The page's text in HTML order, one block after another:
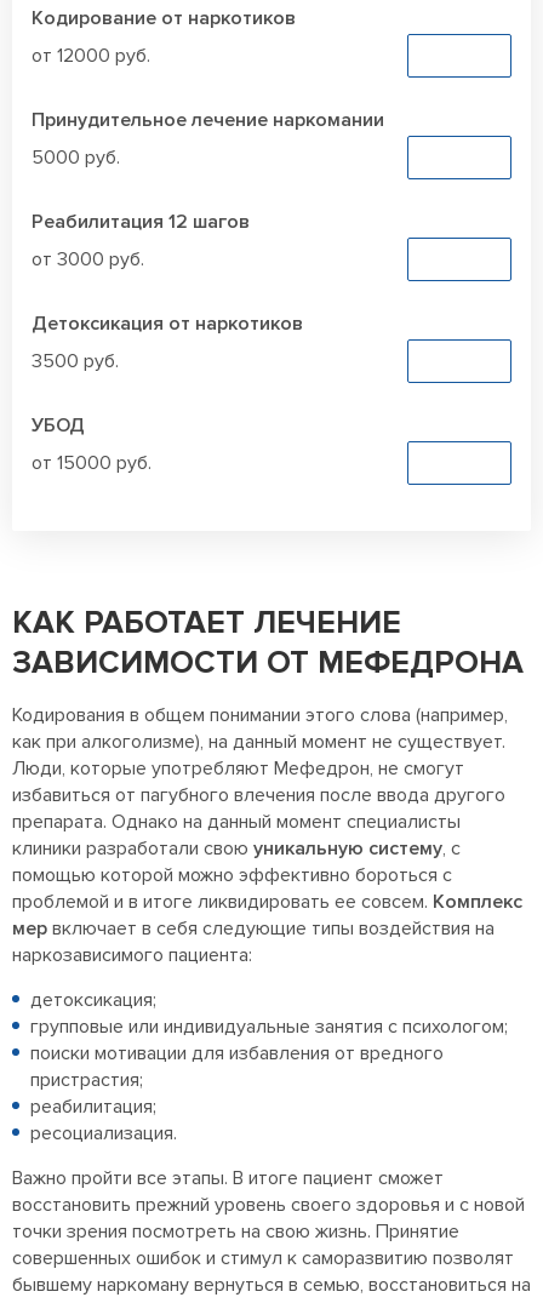
Кодирование от наркотиков
от 12000 руб.
Принудительное лечение наркомании
5000 руб.
Реабилитация 12 шагов
от 3000 руб.
Детоксикация от наркотиков
3500 руб.
УБОД
от 15000 руб.
КАК РАБОТАЕТ ЛЕЧЕНИЕ
ЗАВИСИМОСТИ ОТ МЕФЕДРОНА
Кодирования в общем понимании этого слова (например,
как при алкоголизме), на данный момент не существует.
Люди, которые употребляют Мефедрон, не смогут
избавиться от пагубного влечения после ввода другого
препарата. Однако на данный момент специалисты
клиники разработали свою уникальную систему, с
помощью которой можно эффективно бороться с
проблемой и в итоге ликвидировать ее совсем. Комплекс
мер включает в себя следующие типы воздействия на
наркозависимого пациента:
детоксикация;
групповые или индивидуальные занятия с психологом;
поиски мотивации для избавления от вредного
пристрастия;
реабилитация;
ресоциализация.
Важно пройти все этапы. В итоге пациент сможет
восстановить прежний уровень своего здоровья и с новой
точки зрения посмотреть на свою жизнь. Принятие
совершенных ошибок и стимул к саморазвитию позволят
бывшему наркоману вернуться в семью, восстановиться на